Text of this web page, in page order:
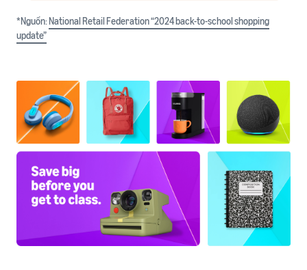
*Nguồn:National Retail Federation “2024 back-to-school shopping
update”